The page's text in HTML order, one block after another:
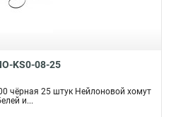
KS0-08-25
чёрная 25 штук Нейлоновой хомут
и...